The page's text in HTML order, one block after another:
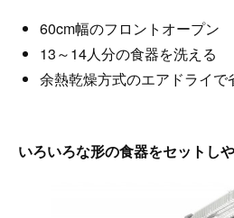
60cm幅のフロントオープン
13～14人分の食器を洗える
余熱乾燥方式のエアドライで
いろいろな形の食器をセットし